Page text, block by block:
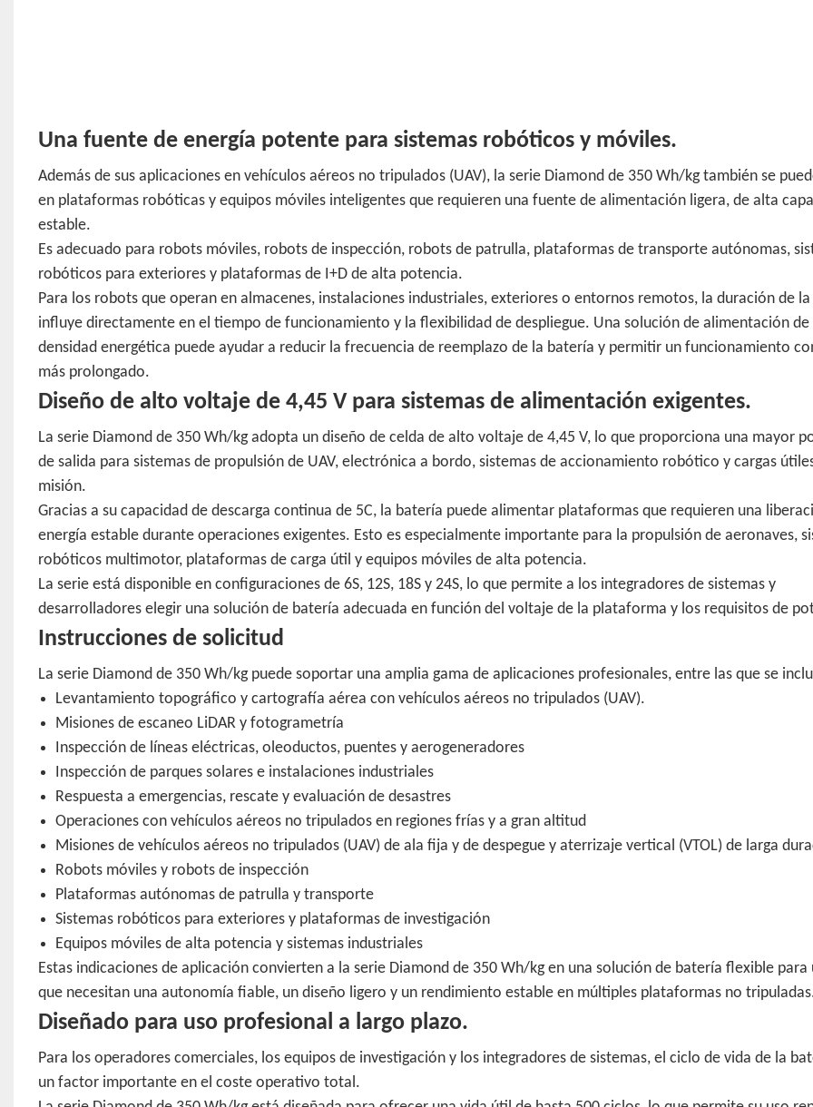
Una fuente de energía potente para sistemas robóticos y móviles.
Además de sus aplicaciones en vehículos aéreos no tripulados (UAV), la serie Diamond de 350 Wh/kg también se
en plataformas robóticas y equipos móviles inteligentes que requieren una fuente de alimentación ligera, de alta
estable.
Es adecuado para robots móviles, robots de inspección, robots de patrulla, plataformas de transporte autónomas,
robóticos para exteriores y plataformas de I+D de alta potencia.
Para los robots que operan en almacenes, instalaciones industriales, exteriores o entornos remotos, la duración de
influye directamente en el tiempo de funcionamiento y la flexibilidad de despliegue. Una solución de alimentación de
densidad energética puede ayudar a reducir la frecuencia de reemplazo de la batería y permitir un funcionamiento
más prolongado.
Diseño de alto voltaje de 4,45 V para sistemas de alimentación exigentes.
La serie Diamond de 350 Wh/kg adopta un diseño de celda de alto voltaje de 4,45 V, lo que proporciona una mayor
de salida para sistemas de propulsión de UAV, electrónica a bordo, sistemas de accionamiento robótico y cargas
misión.
Gracias a su capacidad de descarga continua de 5C, la batería puede alimentar plataformas que requieren una
energía estable durante operaciones exigentes. Esto es especialmente importante para la propulsión de aeronaves,
robóticos multimotor, plataformas de carga útil y equipos móviles de alta potencia.
La serie está disponible en configuraciones de 6S, 12S, 18S y 24S, lo que permite a los integradores de sistemas y
desarrolladores elegir una solución de batería adecuada en función del voltaje de la plataforma y los requisitos de
Instrucciones de solicitud
La serie Diamond de 350 Wh/kg puede soportar una amplia gama de aplicaciones profesionales, entre las que se
Levantamiento topográfico y cartografía aérea con vehículos aéreos no tripulados (UAV).
Misiones de escaneo LiDAR y fotogrametría
Inspección de líneas eléctricas, oleoductos, puentes y aerogeneradores
Inspección de parques solares e instalaciones industriales
Respuesta a emergencias, rescate y evaluación de desastres
Operaciones con vehículos aéreos no tripulados en regiones frías y a gran altitud
Misiones de vehículos aéreos no tripulados (UAV) de ala fija y de despegue y aterrizaje vertical (VTOL) de larga
Robots móviles y robots de inspección
Plataformas autónomas de patrulla y transporte
Sistemas robóticos para exteriores y plataformas de investigación
Equipos móviles de alta potencia y sistemas industriales
Estas indicaciones de aplicación convierten a la serie Diamond de 350 Wh/kg en una solución de batería flexible para
que necesitan una autonomía fiable, un diseño ligero y un rendimiento estable en múltiples plataformas no
Diseñado para uso profesional a largo plazo.
Para los operadores comerciales, los equipos de investigación y los integradores de sistemas, el ciclo de vida de la
un factor importante en el coste operativo total.